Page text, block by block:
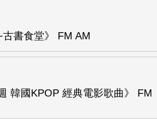
古書食堂》 FM AM
韓國KPOP 經典電影歌曲》 FM